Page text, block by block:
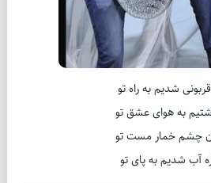
شدیم به راه تو
به هوای عشق تو
چشم خمار مست تو
آب شدیم به پای تو